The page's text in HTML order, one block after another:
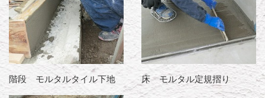
階段 モルタルタイル下地 床 モルタル定規摺り